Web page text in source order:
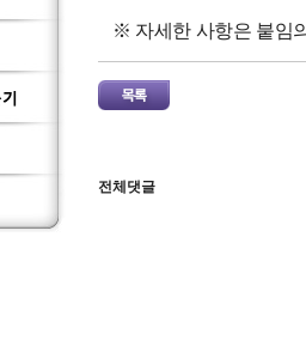
※ 자세한 사항은 붙임
전체댓글